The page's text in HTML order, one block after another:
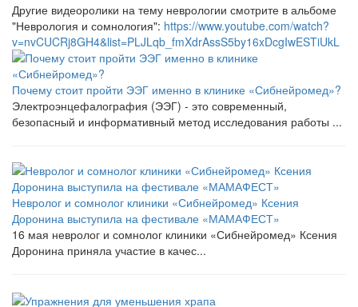
Другие видеоролики на тему неврологии смотрите в альбоме
"Неврология и сомнология": https://www.youtube.com/watch?
v=nvCUCRj8GH4&list=PLJLqb_fmXdrAssS5by16xDcgIwESTiUkL
Почему стоит пройти ЭЭГ именно в клинике «Сибнейромед»?
Электроэнцефалография (ЭЭГ) - это современный,
безопасный и информативный метод исследования работы ...
Невролог и сомнолог клиники «Сибнейромед» Ксения
Доронина выступила на фестивале «МАМАФЕСТ»
16 мая невролог и сомнолог клиники «Сибнейромед» Ксения
Доронина приняла участие в качес...